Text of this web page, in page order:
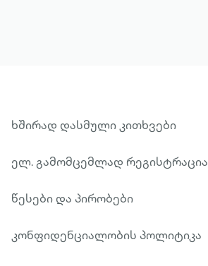
ხშირად დასმული კითხვები
ელ. გამომცემლად რეგისტრაცია
წესები და პირობები
კონფიდენციალობის პოლიტიკა